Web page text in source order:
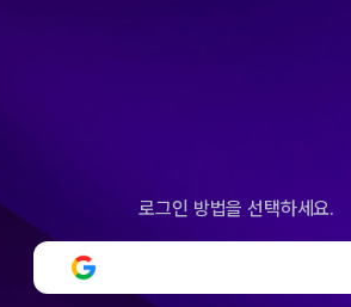
로그인 방법을 선택하세요.